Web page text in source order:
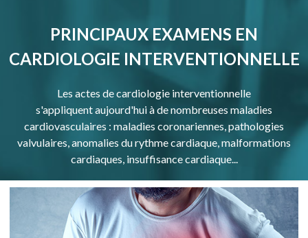
PRINCIPAUX EXAMENS EN
CARDIOLOGIE INTERVENTIONNELLE
Les actes de cardiologie interventionnelle
s'appliquent aujourd'hui à de nombreuses maladies
cardiovasculaires : maladies coronariennes, pathologies
valvulaires, anomalies du rythme cardiaque, malformations
cardiaques, insuffisance cardiaque...